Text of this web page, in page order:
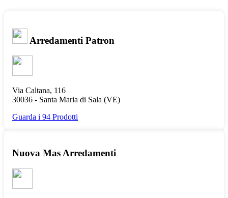
Arredamenti Patron
Via Caltana, 116
30036 - Santa Maria di Sala (VE)
Guarda i 94 Prodotti
Nuova Mas Arredamenti